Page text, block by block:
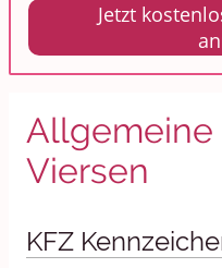
Jetzt
Allgemeine
Viersen
KFZ